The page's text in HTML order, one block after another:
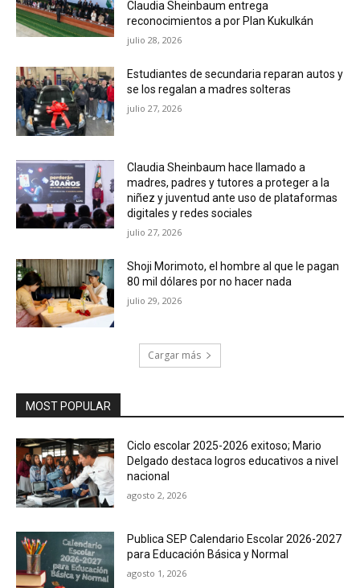
Claudia Sheinbaum entrega
reconocimientos a por Plan Kukulkán
julio 28, 2026
Estudiantes de secundaria reparan autos y
se los regalan a madres solteras
julio 27, 2026
Claudia Sheinbaum hace llamado a
madres, padres y tutores a proteger a la
niñez y juventud ante uso de plataformas
digitales y redes sociales
julio 27, 2026
Shoji Morimoto, el hombre al que le pagan
80 mil dólares por no hacer nada
julio 29, 2026
Cargar más
MOST POPULAR
Ciclo escolar 2025-2026 exitoso; Mario
Delgado destaca logros educativos a nivel
nacional
agosto 2, 2026
Publica SEP Calendario Escolar 2026-2027
para Educación Básica y Normal
agosto 1, 2026